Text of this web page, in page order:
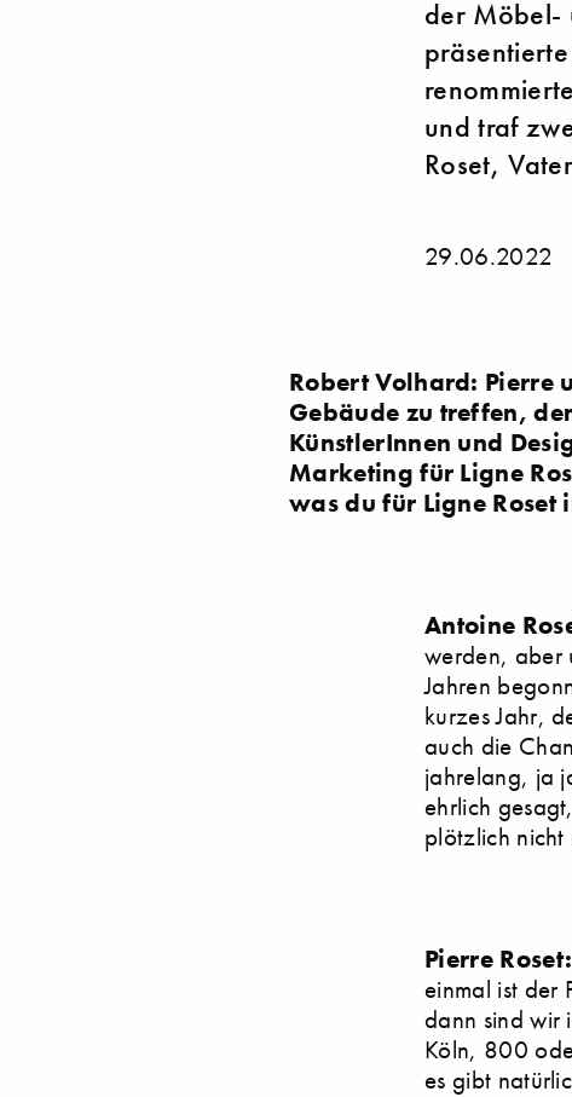
der Möbel-
und traf
Roset,
29.06.2022
Robert Volhard: Pierre
Gebäude zu treffen,
KünstlerInnen und
Marketing für Ligne
was du für Ligne Roset
Antoine
werden, aber
Jahren
kurzes Jahr,
auch die
jahrelang, ja
ehrlich
plötzlich nicht
Pierre Roset:
einmal ist der
dann sind wir
Köln, 800
es gibt